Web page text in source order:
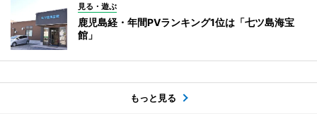
見る・遊ぶ
鹿児島経・年間PVランキング1位は「七ツ島海宝
館」
もっと見る